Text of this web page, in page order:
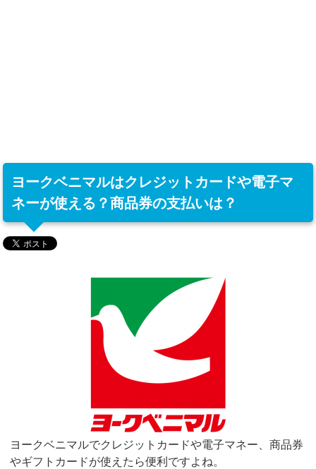
ヨークベニマルはクレジットカードや電子マ
ネーが使える？商品券の支払いは？
ヨークベニマルでクレジットカードや電子マネー、商品券
やギフトカードが使えたら便利ですよね。